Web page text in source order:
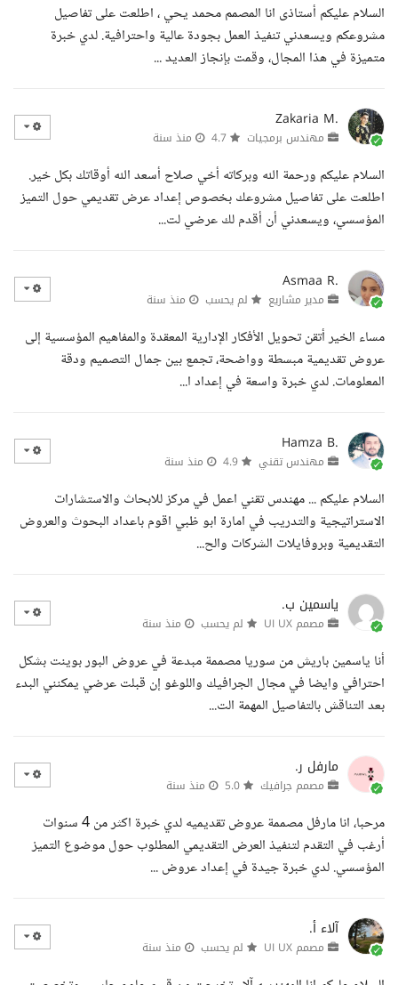
السلام عليكم أستاذى انا المصمم محمد يحي ، اطلعت على تفاصيل
مشروعكم ويسعدني تنفيذ العمل بجودة عالية واحترافية. لدي خبرة
متميزة في هذا المجال، وقمت بإنجاز العديد ...
Zakaria M.
مهندس برمجيات منذ سنة
السلام عليكم ورحمة الله وبركاته أخي صلاح أسعد الله أوقاتك بكل خير.
اطلعت على تفاصيل مشروعك بخصوص إعداد عرض تقديمي حول التميز
المؤسسي، ويسعدني أن أقدم لك عرضي لت...
Asmaa R.
مدير مشاريع لم يحسب منذ سنة
مساء الخير أتقن تحويل الأفكار الإدارية المعقدة والمفاهيم المؤسسية إلى
عروض تقديمية مبسطة وواضحة، تجمع بين جمال التصميم ودقة
المعلومات. لدي خبرة واسعة في إعداد ا...
Hamza B.
مهندس تقني منذ سنة
السلام عليكم ... مهندس تقني اعمل في مركز للابحاث والاستشارات
الاستراتيجية والتدريب في امارة ابو ظبي اقوم باعداد البحوث والعروض
التقديمية وبروفايلات الشركات والح...
ياسمين ب.
مصمم UI UX لم يحسب منذ سنة
أنا ياسمين باريش من سوريا مصممة مبدعة في عروض البور بوينت بشكل
احترافي وايضا في مجال الجرافيك واللوغو إن قبلت عرضي يمكنني البدء
بعد التناقش بالتفاصيل المهمة الت...
مارفل ر.
مصمم جرافيك منذ سنة
مرحبا، انا مارفل مصممة عروض تقديميه لدي خبرة اكثر من 4 سنوات
أرغب في التقدم لتنفيذ العرض التقديمي المطلوب حول موضوع التميز
المؤسسي. لدي خبرة جيدة في إعداد عروض ...
آلاء أ.
مصمم UI UX لم يحسب منذ سنة